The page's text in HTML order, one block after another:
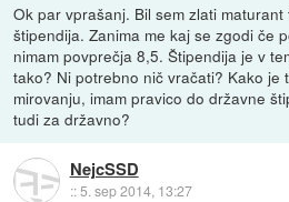
Ok par vprašanj. Bil sem zlati
štipendija. Zanima me kaj se zgodi če
nimam povprečja 8,5. Štipendija je v
tako? Ni potrebno nič vračati? Kako je
mirovanju, imam pravico do državne
tudi za državno?
NejcSSD
::5. sep 2014, 13:27